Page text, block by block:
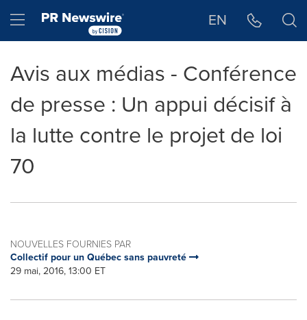
Hamburger menu EN
Avis aux médias - Conférence
de presse : Un appui décisif à
la lutte contre le projet de loi
70
NOUVELLES FOURNIES PAR
Collectif pour un Québec sans pauvreté
29 mai, 2016, 13:00 ET